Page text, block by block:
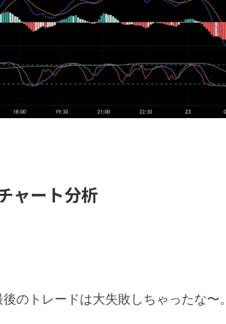
ャート分析
のトレードは大失敗しちゃったな〜。